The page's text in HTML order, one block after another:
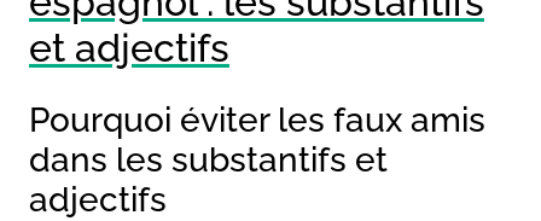
et adjectifs
Pourquoi éviter les faux amis
dans les substantifs et
adjectifs